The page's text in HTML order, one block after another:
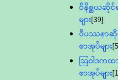
ဝိနိစ္ဆယဆိုင်
များ[39]
ဝိပဿနာဆို
စာအုပ်များ
သြဝါဒက
စာအုပ်များ